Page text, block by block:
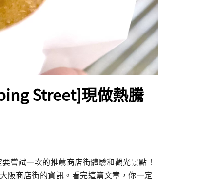
Street]現做熱騰
嘗試一次的推薦商店街體驗和觀光景點！
阪商店街的資訊。看完這篇文章，你一定